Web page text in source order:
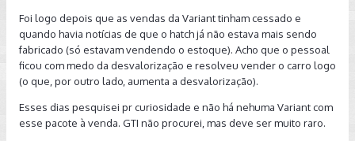
acho que o fator menos complicado no teu caso é a cor, visto
que à época do carro que voce busca é justamente onde o
branco estava no auge da moda, quase sempre era a cor
mais vendida dos carros zero km, o que complica mais é o
pacote premium.
Foi logo depois que as vendas da Variant tinham cessado e
quando havia notícias de que o hatch já não estava mais sendo
fabricado (só estavam vendendo o estoque). Acho que o pessoal
ficou com medo da desvalorização e resolveu vender o carro logo
(o que, por outro lado, aumenta a desvalorização).
Esses dias pesquisei pr curiosidade e não há nehuma Variant com
esse pacote à venda. GTI não procurei, mas deve ser muito raro.